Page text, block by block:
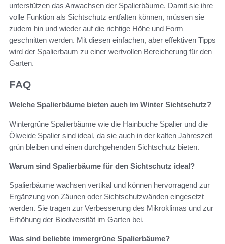
unterstützen das Anwachsen der Spalierbäume. Damit sie ihre
volle Funktion als Sichtschutz entfalten können, müssen sie
zudem hin und wieder auf die richtige Höhe und Form
geschnitten werden. Mit diesen einfachen, aber effektiven Tipps
wird der Spalierbaum zu einer wertvollen Bereicherung für den
Garten.
FAQ
Welche Spalierbäume bieten auch im Winter Sichtschutz?
Wintergrüne Spalierbäume wie die Hainbuche Spalier und die
Ölweide Spalier sind ideal, da sie auch in der kalten Jahreszeit
grün bleiben und einen durchgehenden Sichtschutz bieten.
Warum sind Spalierbäume für den Sichtschutz ideal?
Spalierbäume wachsen vertikal und können hervorragend zur
Ergänzung von Zäunen oder Sichtschutzwänden eingesetzt
werden. Sie tragen zur Verbesserung des Mikroklimas und zur
Erhöhung der Biodiversität im Garten bei.
Was sind beliebte immergrüne Spalierbäume?